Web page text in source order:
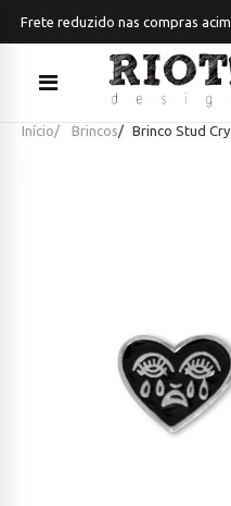
Frete reduzido nas compras
Início Brincos Brinco Stud